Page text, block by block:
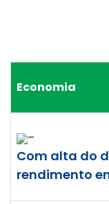
Economia
–
Com alta do
rendimento